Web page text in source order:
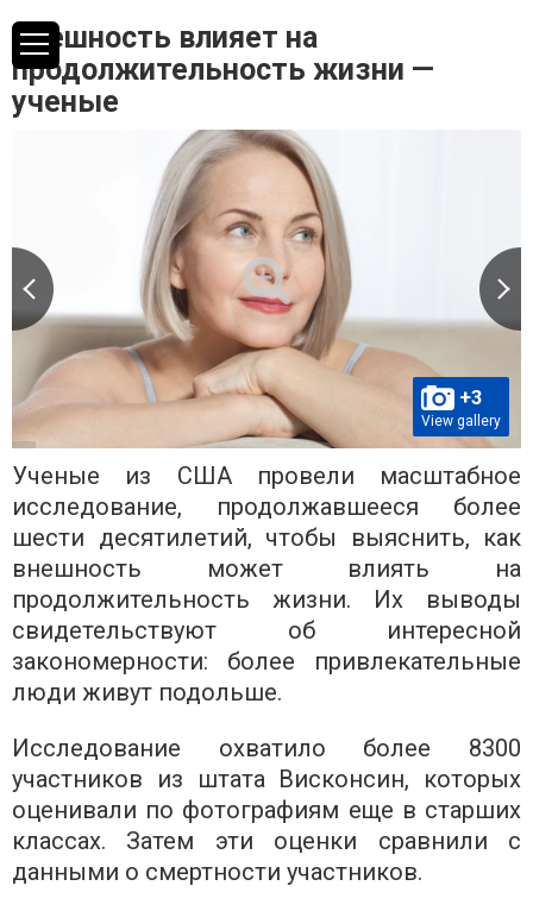
Внешность влияет на
продолжительность жизни —
ученые
+3
View gallery
Ученые из США провели масштабное
исследование, продолжавшееся более
шести десятилетий, чтобы выяснить, как
внешность может влиять на
продолжительность жизни. Их выводы
свидетельствуют об интересной
закономерности: более привлекательные
люди живут подольше.
Исследование охватило более 8300
участников из штата Висконсин, которых
оценивали по фотографиям еще в старших
классах. Затем эти оценки сравнили с
данными о смертности участников.